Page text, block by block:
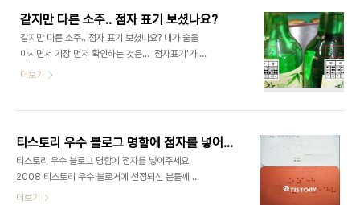
다. 길이 없었기 때문입니다.. 이제 길이 생겼습니다.
곳곳에서 길을 볼 수 있습니다. 이제 이 길은 휠체어
탄 장애인만의 길이 아닙니다. 유모차를 끌고 가는 어
머니의 길입니다. 무릎이 불편해서 계단을 잘 오르내
리지 못하는 우리네 어머니, 아버지의 길입니다. 계단
길입니다. 길이 생기고 사람들이 많이 지나다니게 되
같지만 다른 소주.. 점자 표기 보셨나요?
같지만 다른 소주.. 점자 표기 보셨나요? 내가 술을
마시면서 가장 먼저 확인하는 것은... '점자표기'가 있
느냐 하는 것이다. 술병의 점자 표기는 약종류의 점자
할까? 점자 있는걸로! (미디어 한글로 2007.6.28)
http://media.hangulo.net/397 그런데 얼마전
에 소주를 마시는데, 점자 표기가 바뀌어 있는 것을
눈치챘다. 그냥 놓아두면 모르는데.. 아직 더듬더듬
점자를 읽는 내 실력으로도 충분히 다름을 알아냈다.
더보기
티스토리 우수 블로그 명함에 점자를 넣어주세요
티스토리 우수 블로그 명함에 점자를 넣어주세요
2008 티스토리 우수 블로거에 선정되신 분들께 축
하를 드립니다. (전 올해는 안되었습니다. ^^) 우수블
더보기